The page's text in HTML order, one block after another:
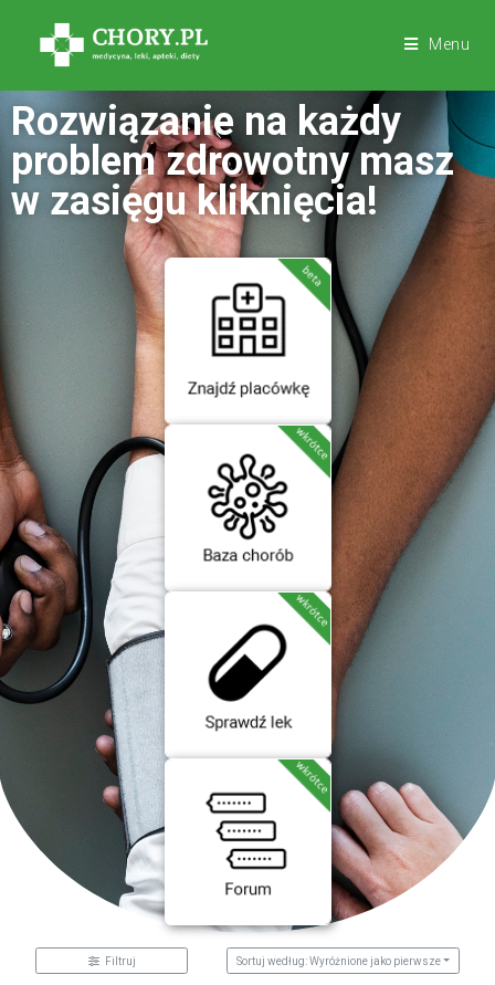
Menu
Rozwiązanie na każdy
problem zdrowotny masz
w zasięgu kliknięcia!
Filtruj Sortuj według: Wyróżnione jako pierwsze